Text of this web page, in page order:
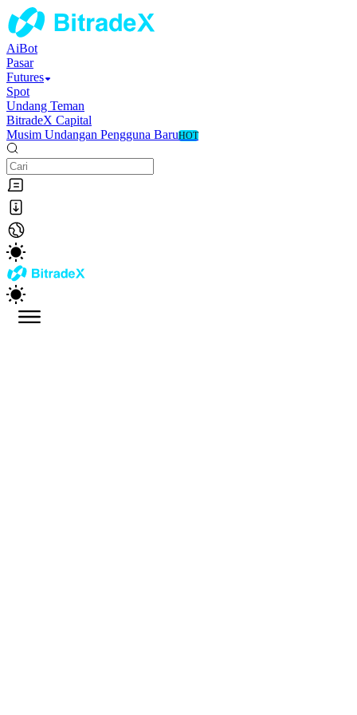
AiBot
Pasar
Futures
Spot
Undang Teman
BitradeX Capital
Musim Undangan Pengguna BaruHOT